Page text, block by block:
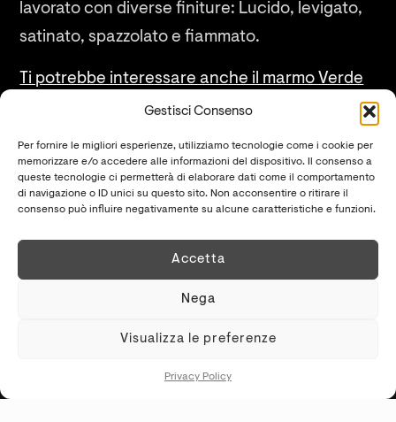
Gestisci Consenso
Per fornire le migliori esperienze, utilizziamo tecnologie come i cookie per
memorizzare e/o accedere alle informazioni del dispositivo. Il consenso a
queste tecnologie ci permetterà di elaborare dati come il comportamento
di navigazione o ID unici su questo sito. Non acconsentire o ritirare il
consenso può influire negativamente su alcune caratteristiche e funzioni.
Accetta
Nega
Visualizza le preferenze
Privacy Policy
lavorato con diverse finiture: Lucido, levigato,
satinato, spazzolato e fiammato.
Ti potrebbe interessare anche il marmo Verde
REQUEST INFORMATIONS